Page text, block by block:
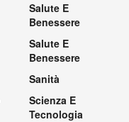
Salute E
Benessere
Salute E
Benessere
Sanità
Scienza E
Tecnologia